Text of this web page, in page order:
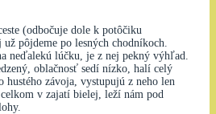
(odbočuje dole k potôčiku
pôjdeme po lesných chodníkoch.
neďalekú lúčku, je z nej pekný výhľad.
oblačnosť sedí nízko, halí celý
hustého závoja, vystupujú z neho len
v zajatí bielej, leží nám pod